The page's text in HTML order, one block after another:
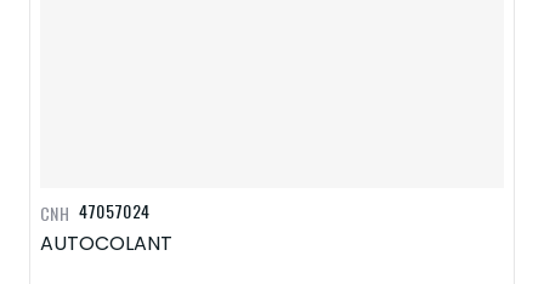
47057024
AUTOCOLANT
CNH